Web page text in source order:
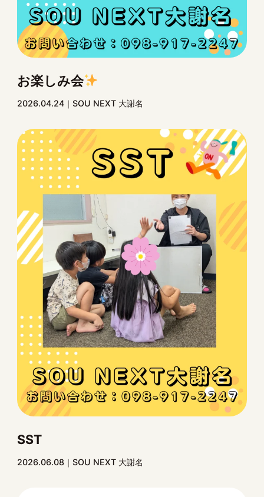
お楽しみ会
2026.04.24 SOU NEXT 大謝名
SST
2026.06.08 SOU NEXT 大謝名